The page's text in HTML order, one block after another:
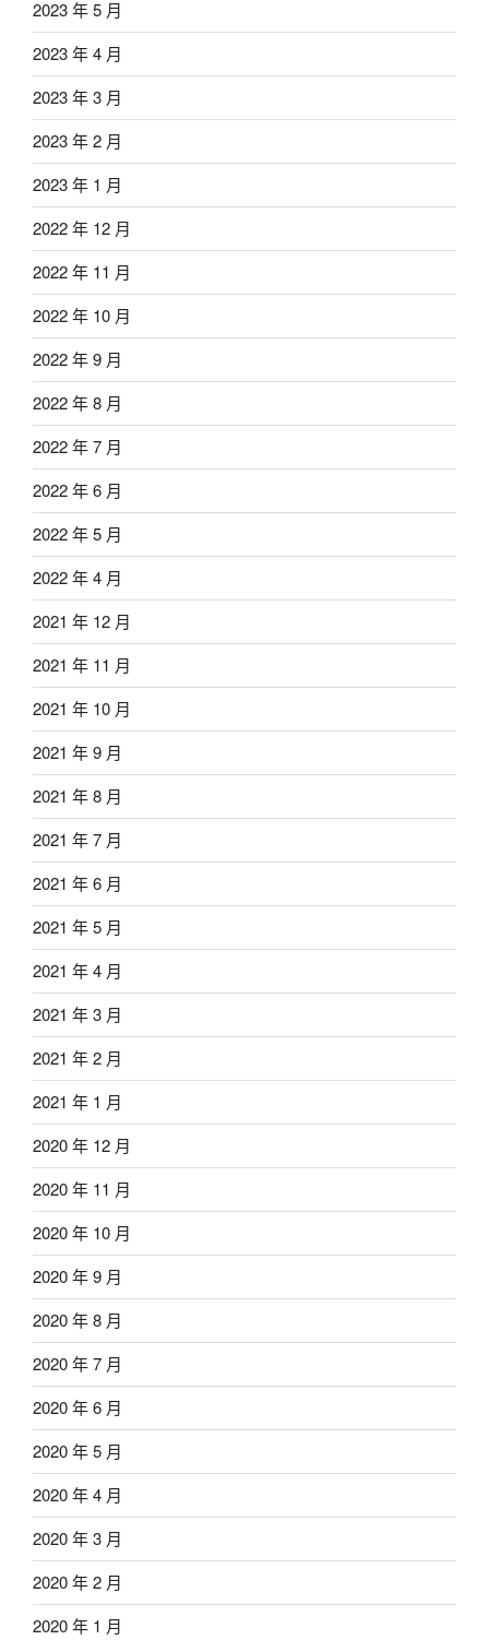
2023 年 5 月
2023 年 4 月
2023 年 3 月
2023 年 2 月
2023 年 1 月
2022 年 12 月
2022 年 11 月
2022 年 10 月
2022 年 9 月
2022 年 8 月
2022 年 7 月
2022 年 6 月
2022 年 5 月
2022 年 4 月
2021 年 12 月
2021 年 11 月
2021 年 10 月
2021 年 9 月
2021 年 8 月
2021 年 7 月
2021 年 6 月
2021 年 5 月
2021 年 4 月
2021 年 3 月
2021 年 2 月
2021 年 1 月
2020 年 12 月
2020 年 11 月
2020 年 10 月
2020 年 9 月
2020 年 8 月
2020 年 7 月
2020 年 6 月
2020 年 5 月
2020 年 4 月
2020 年 3 月
2020 年 2 月
2020 年 1 月